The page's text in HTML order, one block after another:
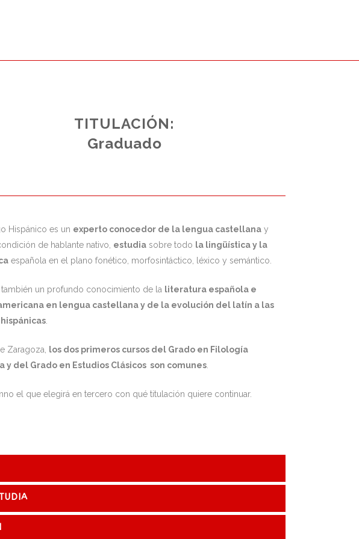
TITULACIÓN:
Graduado
Hispánico es un experto conocedor de la lengua castellana y
de hablante nativo, estudia sobre todo la lingüística y la
española en el plano fonético, morfosintáctico, léxico y semántico.
un profundo conocimiento de la literatura española e
en lengua castellana y de la evolución del latín a las
Zaragoza,
los dos primeros cursos del Grado en Filología
y del Grado en Estudios Clásicos son comunes
el que elegirá en tercero con qué titulación quiere continuar.